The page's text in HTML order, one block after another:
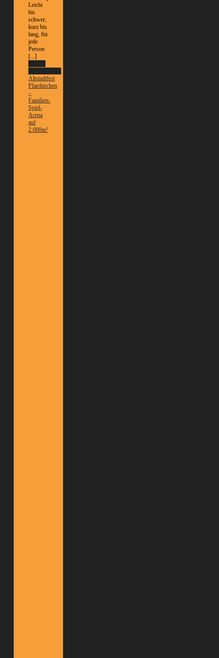
Leicht
bis
schwer,
kurz bis
lang, für
jede
Person
[...]
Altstadtfest
Pfarrkirchen
–
Familien-
Spiel-
Arena
auf
2.000m²